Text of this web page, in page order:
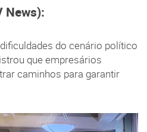
News):
do cenário político
que empresários
caminhos para garantir